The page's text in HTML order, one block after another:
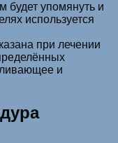
будет упомянуть и
используется
при лечении
и